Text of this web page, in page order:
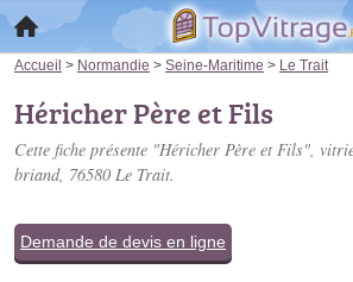
Accueil > Normandie > Seine-Maritime > Le Trait
Héricher Père et Fils
Cette fiche présente "Héricher Père et Fils",
briand, 76580 Le Trait.
Demande de devis en ligne